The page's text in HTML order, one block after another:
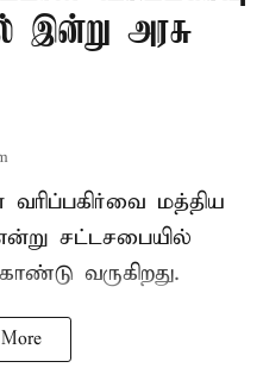
இன்று அரசு
வரிப்பகிர்வை மத்திய
சட்டசபையில்
வருகிறது.